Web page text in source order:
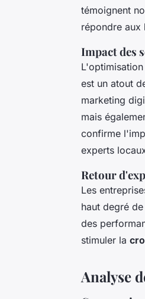
témoignent
répondre aux
Impact des
est un atout
marketing
mais
confirme
experts
Retour
Les
haut degré
des
stimuler la
Analyse